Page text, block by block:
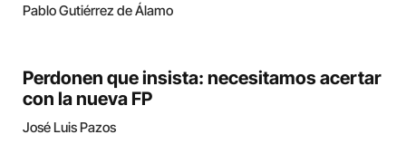
Pablo Gutiérrez de Álamo
Perdonen que insista: necesitamos acertar
con la nueva FP
José Luis Pazos